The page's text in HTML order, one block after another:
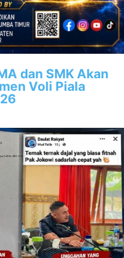
dan SMK Akan
Voli Piala